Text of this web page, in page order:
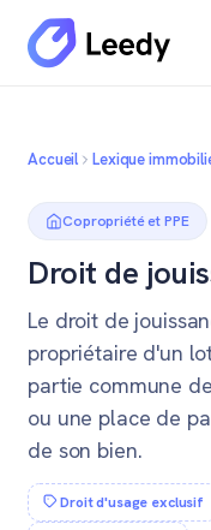
Accueil Lexique
Copropriété et PPE
Droit de
Le droit de
propriétaire d'un
partie commune
ou une place de
de son bien.
Droit d'usage exclusif